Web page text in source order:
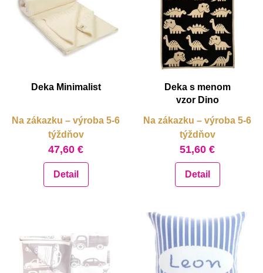
Deka Minimalist
Na zákazku – výroba 5-6
týždňov
47,60 €
Detail
Deka s menom
vzor Dino
Na zákazku – výroba 5-6
týždňov
51,60 €
Detail